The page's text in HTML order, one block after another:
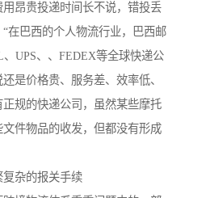
昂贵投递时间长不说，错投丢
在巴西的个人物流行业，巴西邮
UPS、、FEDEX等全球快递公
是价格贵、服务差、效率低、
规的快递公司，虽然某些摩托
件物品的收发，但都没有形成
杂的报关手续